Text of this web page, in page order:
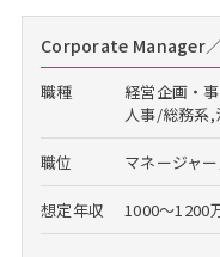
Corporate Manager
職種
経営企画・
人事/総務系,
職位 マネージャ
想定年収 1000～1200